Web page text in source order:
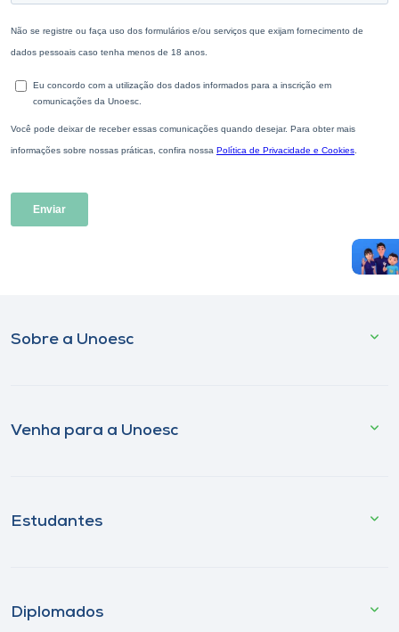
Sobre a Unoesc
Venha para a Unoesc
Estudantes
Diplomados